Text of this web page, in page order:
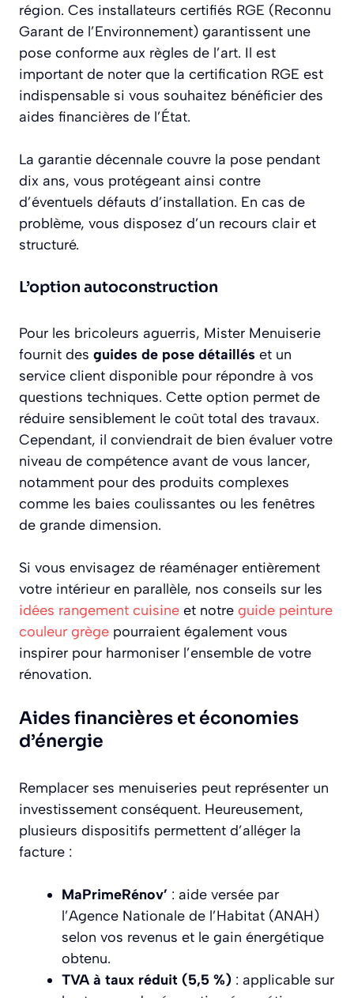
région. Ces installateurs certifiés RGE (Reconnu
Garant de l’Environnement) garantissent une
pose conforme aux règles de l’art. Il est
important de noter que la certification RGE est
indispensable si vous souhaitez bénéficier des
aides financières de l’État.
La garantie décennale couvre la pose pendant
dix ans, vous protégeant ainsi contre
d’éventuels défauts d’installation. En cas de
problème, vous disposez d’un recours clair et
structuré.
L’option autoconstruction
Pour les bricoleurs aguerris, Mister Menuiserie
fournit des guides de pose détaillés et un
service client disponible pour répondre à vos
questions techniques. Cette option permet de
réduire sensiblement le coût total des travaux.
Cependant, il conviendrait de bien évaluer votre
niveau de compétence avant de vous lancer,
notamment pour des produits complexes
comme les baies coulissantes ou les fenêtres
de grande dimension.
Si vous envisagez de réaménager entièrement
votre intérieur en parallèle, nos conseils sur les
idées rangement cuisine et notre guide peinture
couleur grège pourraient également vous
inspirer pour harmoniser l’ensemble de votre
rénovation.
Aides financières et économies
d’énergie
Remplacer ses menuiseries peut représenter un
investissement conséquent. Heureusement,
plusieurs dispositifs permettent d’alléger la
facture :
MaPrimeRénov’ : aide versée par
l’Agence Nationale de l’Habitat (ANAH)
selon vos revenus et le gain énergétique
obtenu.
TVA à taux réduit (5,5 %) : applicable sur